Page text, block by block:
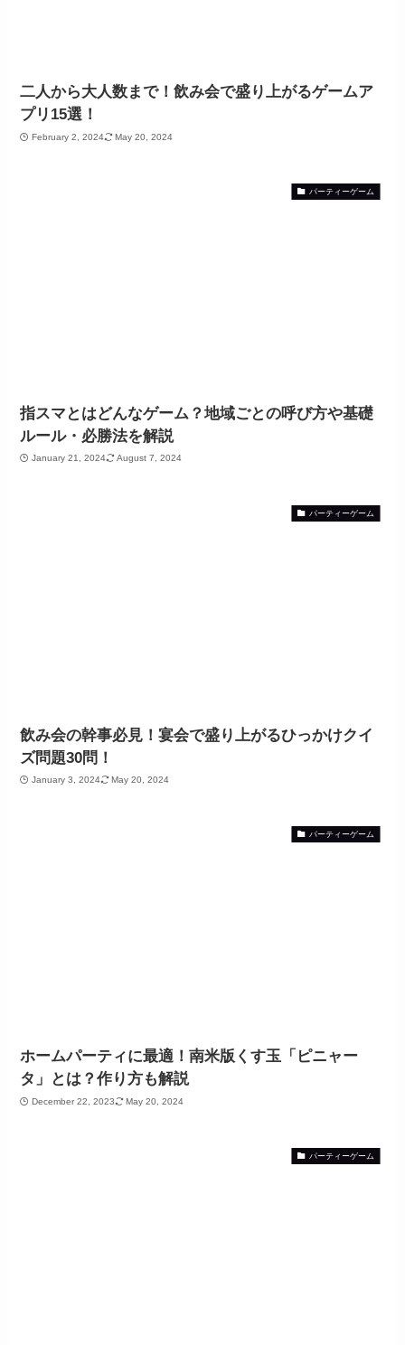
二人から大人数まで！飲み会で盛り上がるゲームア
プリ15選！
February 2, 2024 May 20, 2024
パーティーゲーム
指スマとはどんなゲーム？地域ごとの呼び方や基礎
ルール・必勝法を解説
January 21, 2024 August 7, 2024
パーティーゲーム
飲み会の幹事必見！宴会で盛り上がるひっかけクイ
ズ問題30問！
January 3, 2024 May 20, 2024
パーティーゲーム
ホームパーティに最適！南米版くす玉「ピニャー
タ」とは？作り方も解説
December 22, 2023 May 20, 2024
パーティーゲーム